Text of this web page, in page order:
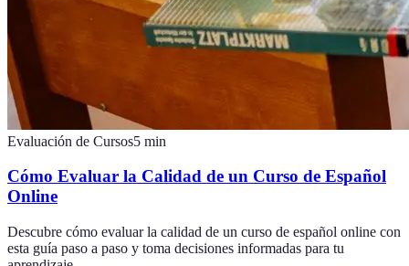
Evaluación de Cursos5 min
Cómo Evaluar la Calidad de un Curso de Español
Online
Descubre cómo evaluar la calidad de un curso de español online con
esta guía paso a paso y toma decisiones informadas para tu